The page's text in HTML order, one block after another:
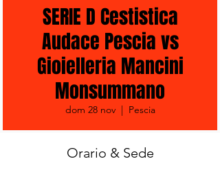
SERIE D Cestistica
Audace Pescia vs
Gioielleria Mancini
Monsummano
dom 28 nov
  |
Pescia
Orario & Sede